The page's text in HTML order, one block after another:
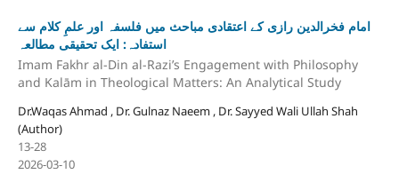
امام فخرالدین رازی کے اعتقادی مباحث میں فلسفہ اور علمِ کلام سے
استفادہ: ایک تحقیقی مطالعہ
Imam Fakhr al-Din al-Razi’s Engagement with Philosophy
and Kalām in Theological Matters: An Analytical Study
Dr.Waqas Ahmad , Dr. Gulnaz Naeem , Dr. Sayyed Wali Ullah Shah
(Author)
13-28
2026-03-10